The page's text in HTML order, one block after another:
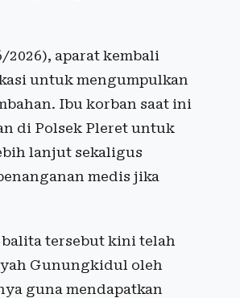
2026), aparat kembali
untuk mengumpulkan
Ibu korban saat ini
di Polsek Pleret untuk
lanjut sekaligus
medis jika
tersebut kini telah
Gunungkidul oleh
guna mendapatkan